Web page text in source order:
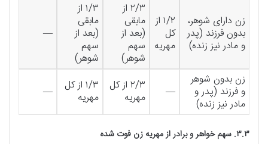
زن دارای شوهر،
بدون فرزند (پدر
و مادر نیز زنده)
۱/۲ از
کل
مهریه
۲/۳ از
مابقی
(بعد از
سهم
شوهر)
۱/۳ از
مابقی
(بعد از
سهم
شوهر)
—
زن بدون شوهر
و فرزند (پدر و
مادر نیز زنده)
— ۲/۳ از کل
مهریه
۱/۳ از کل
مهریه —
۳.۳. سهم خواهر و برادر از مهریه زن فوت شده